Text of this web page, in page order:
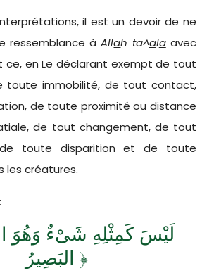
il est un devoir de ne
ressemblance àAllah ta^alaavec
ce, en Le déclarant exempt de tout
toute immobilité, de tout contact,
de toute proximité ou distance
de tout changement, de tout
de toute disparition et de toute
les créatures.
﴿